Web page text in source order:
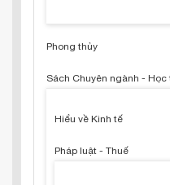
Phong thủy
Sách Chuyên ngành -
Hiểu về Kinh tế
Pháp luật - Thuế